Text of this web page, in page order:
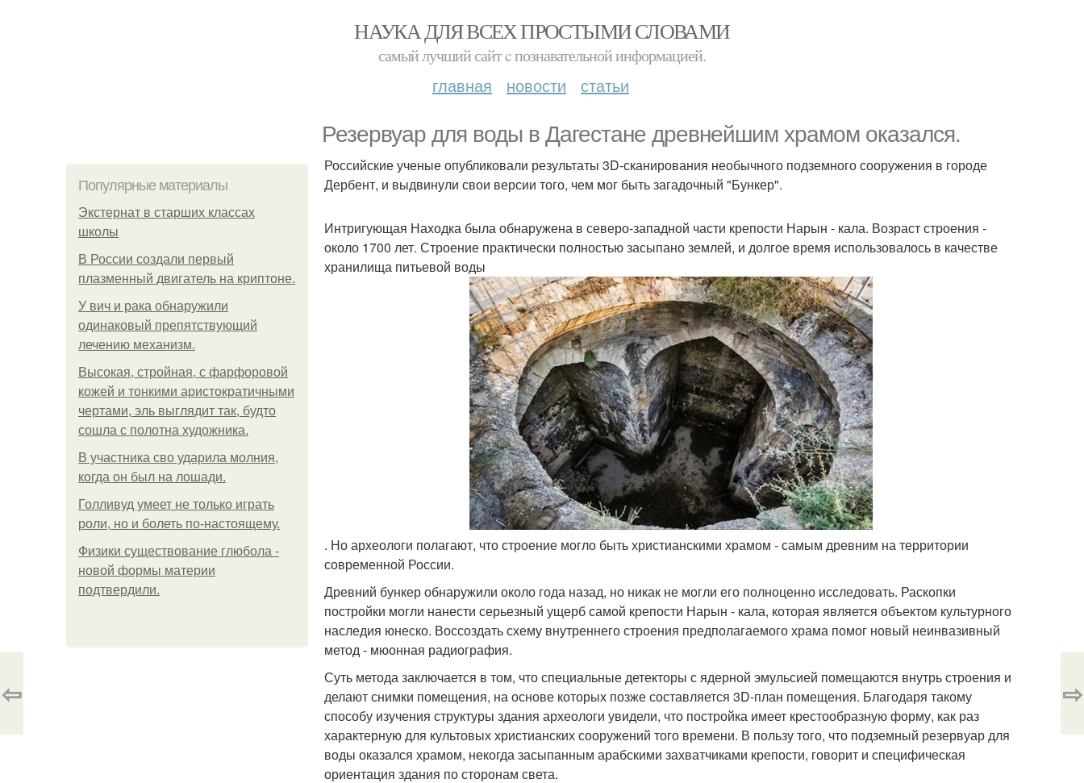
НАУКА ДЛЯ ВСЕХ ПРОСТЫМИ СЛОВАМИ
самый лучший сайт c познавательной информацией.
главная новости статьи
Резервуар для воды в Дагестане древнейшим храмом оказался.
Популярные материалы
Экстернат в старших классах
школы
В России создали первый
плазменный двигатель на криптоне.
У вич и рака обнаружили
одинаковый препятствующий
лечению механизм.
Высокая, стройная, с фарфоровой
кожей и тонкими аристократичными
чертами, эль выглядит так, будто
сошла с полотна художника.
В участника сво ударила молния,
когда он был на лошади.
Голливуд умеет не только играть
роли, но и болеть по-настоящему.
Физики существование глюбола -
новой формы материи
подтвердили.
Российские ученые опубликовали результаты 3D-сканирования необычного подземного сооружения в городе
Дербент, и выдвинули свои версии того, чем мог быть загадочный "Бункер".
Интригующая Находка была обнаружена в северо-западной части крепости Нарын - кала. Возраст строения -
около 1700 лет. Строение практически полностью засыпано землей, и долгое время использовалось в качестве
хранилища питьевой воды
. Но археологи полагают, что строение могло быть христианскими храмом - самым древним на территории
современной России.
Древний бункер обнаружили около года назад, но никак не могли его полноценно исследовать. Раскопки
постройки могли нанести серьезный ущерб самой крепости Нарын - кала, которая является объектом культурного
наследия юнеско. Воссоздать схему внутреннего строения предполагаемого храма помог новый неинвазивный
метод - мюонная радиография.
Суть метода заключается в том, что специальные детекторы с ядерной эмульсией помещаются внутрь строения и
делают снимки помещения, на основе которых позже составляется 3D-план помещения. Благодаря такому
способу изучения структуры здания археологи увидели, что постройка имеет крестообразную форму, как раз
характерную для культовых христианских сооружений того времени. В пользу того, что подземный резервуар для
воды оказался храмом, некогда засыпанным арабскими захватчиками крепости, говорит и специфическая
ориентация здания по сторонам света.
⇦ ⇨